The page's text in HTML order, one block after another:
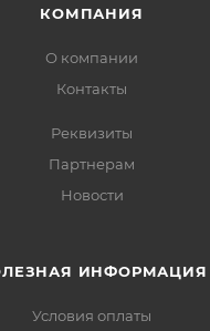
КОМПАНИЯ
О компании
Контакты
Реквизиты
Партнерам
Новости
ИНФОРМАЦИЯ
Условия оплаты